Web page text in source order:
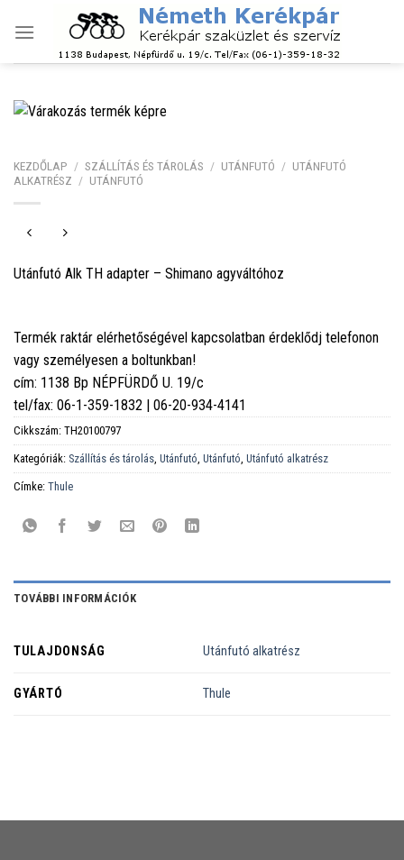
KEZDŐLAP / SZÁLLÍTÁS ÉS TÁROLÁS / UTÁNFUTÓ / UTÁNFUTÓ
ALKATRÉSZ / UTÁNFUTÓ
Utánfutó Alk TH adapter – Shimano agyváltóhoz
Termék raktár elérhetőségével kapcsolatban érdeklődj telefonon
vagy személyesen a boltunkban!
cím: 1138 Bp NÉPFÜRDŐ U. 19/c
tel/fax: 06-1-359-1832 | 06-20-934-4141
Cikkszám: TH20100797
Kategóriák: Szállítás és tárolás Utánfutó Utánfutó Utánfutó alkatrész
Címke: Thule
TOVÁBBI INFORMÁCIÓK
TULAJDONSÁG Utánfutó alkatrész
GYÁRTÓ Thule